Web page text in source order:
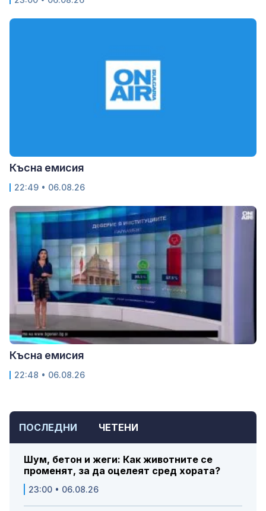
ПОСЛЕДНИ ЧЕТЕНИ
Шум, бетон и жеги: Как животните се
променят, за да оцелеят сред хората?
23:00 • 06.08.26
Късна емисия
22:49 • 06.08.26
Късна емисия
22:48 • 06.08.26